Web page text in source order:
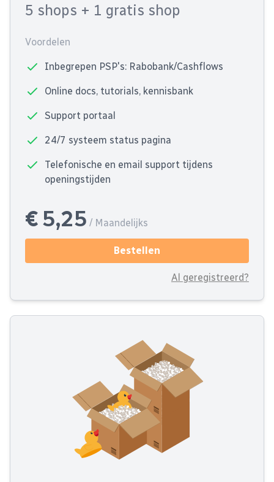
5 shops + 1 gratis shop
Voordelen
Inbegrepen PSP's: Rabobank/Cashflows
Online docs, tutorials, kennisbank
Support portaal
24/7 systeem status pagina
Telefonische en email support tijdens
openingstijden
€ 5,25 / Maandelijks
Bestellen
Al geregistreerd?